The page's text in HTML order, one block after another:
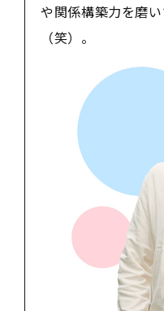
や関係構築力を磨
（笑）。